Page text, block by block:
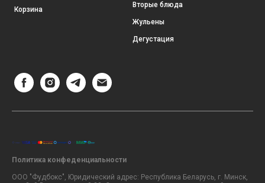
Корзина
Вторые блюда
Жульены
Дегустация
Политика конфеденциальности
ООО "Фудбокс", Юридический адрес: Республика Беларусь, г. Минск,